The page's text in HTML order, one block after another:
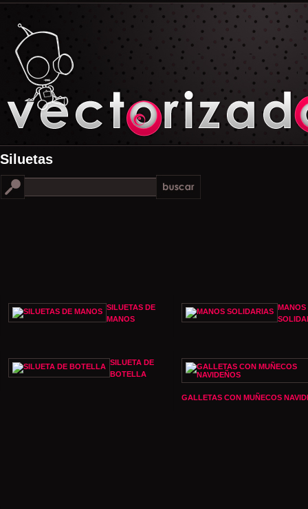
Siluetas
SILUETAS DE
MANOS
MANOS
SILUETA DE
BOTELLA
GALLETAS CON MUÑECOS